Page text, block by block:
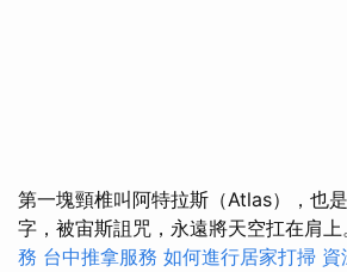
第一塊頸椎叫阿特拉斯（Atlas），也
字，被宙斯詛咒，永遠將天空扛在肩上
務 台中推拿服務 如何進行居家打掃 資